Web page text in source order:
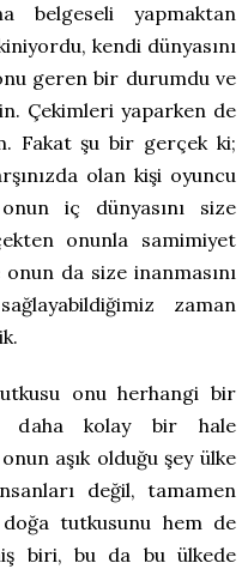
belgeseli yapmaktan
kendi dünyasını
geren bir durumdu ve
Çekimleri yaparken de
Fakat şu bir gerçek ki;
olan kişi oyuncu
iç dünyasını size
onunla samimiyet
onun da size inanmasını
zaman
tutkusu onu herhangi bir
daha kolay bir hale
aşık olduğu şey ülke
değil, tamamen
tutkusunu hem de
biri, bu da bu ülkede